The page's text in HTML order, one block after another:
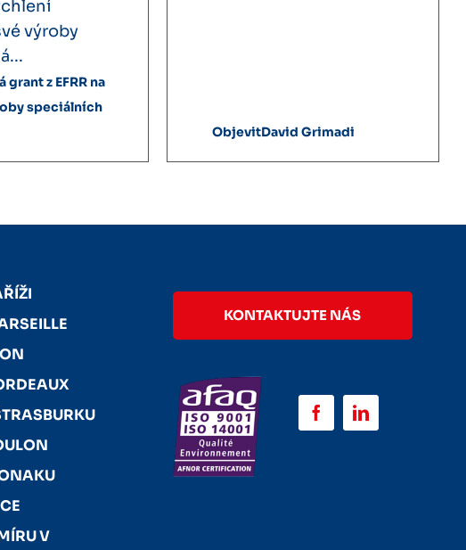
výroby
grant z EFRR na
speciálních
ObjevitDavid Grimadi
V
KONTAKTUJTE NÁS